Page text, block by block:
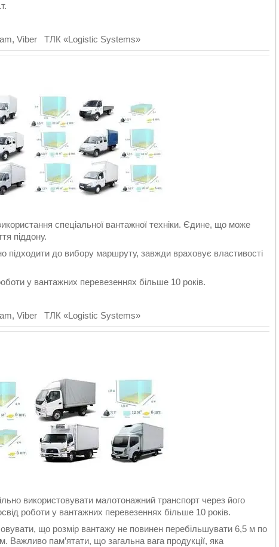
Viber ТЛК «Logistic Systems»
спеціальної вантажної техніки. Єдине, що може
піддону.
підходити до вибору маршруту, завжди враховує властивості
у вантажних перевезеннях більше 10 років.
Viber ТЛК «Logistic Systems»
використовувати малотонажний транспорт через його
роботи у вантажних перевезеннях більше 10 років.
що розмір вантажу не повинен перебільшувати 6,5 м по
Важливо пам’ятати, що загальна вага продукції, яка